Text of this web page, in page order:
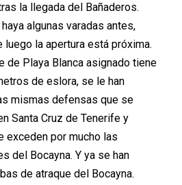
la llegada del Bañaderos.
algunas varadas antes,
luego la apertura está próxima.
de Playa Blanca asignado tiene
de eslora, se le han
mismas defensas que se
Santa Cruz de Tenerife y
exceden por mucho las
del Bocayna. Y ya se han
de atraque del Bocayna.